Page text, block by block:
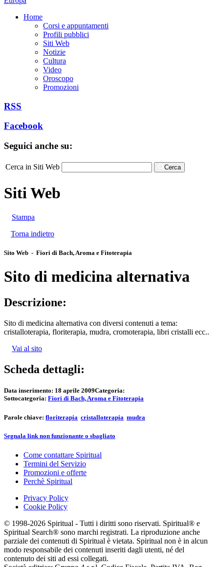
Home
Corsi e appuntamenti
Profili pubblici
Siti Web
Notizie
Cultura
Video
Oroscopo
Promozioni
RSS
Facebook
Seguici anche su:
Cerca in Siti Web Cerca
Siti Web
Stampa
Torna indietro
Sito Web - Fiori di Bach, Aroma e Fitoterapia
Sito di medicina alternativa
Descrizione:
Sito di medicina alternativa con diversi contenuti a tema:
cristalloterapia, floriterapia, mudra, cromoterapia, libri cristalli ecc..
Vai al sito
Scheda dettagli:
Data inserimento: 18 aprile 2009Categoria:
Sottocategoria: Fiori di Bach, Aroma e Fitoterapia
Parole chiave: floriterapia cristalloterapia mudra
Segnala link non funzionante o sbagliato
Come contattare Spiritual
Termini del Servizio
Promozioni e offerte
Perchè Spiritual
Privacy Policy
Cookie Policy
© 1998-2026 Spiritual - Tutti i diritti sono riservati. Spiritual® e
Spiritual Search® sono marchi registrati. La riproduzione anche
parziale dei contenuti di Spiritual è vietata. Spiritual non è in alcun
modo responsabile dei contenuti inseriti dagli utenti, né del
contenuto dei siti ad essi collegati.